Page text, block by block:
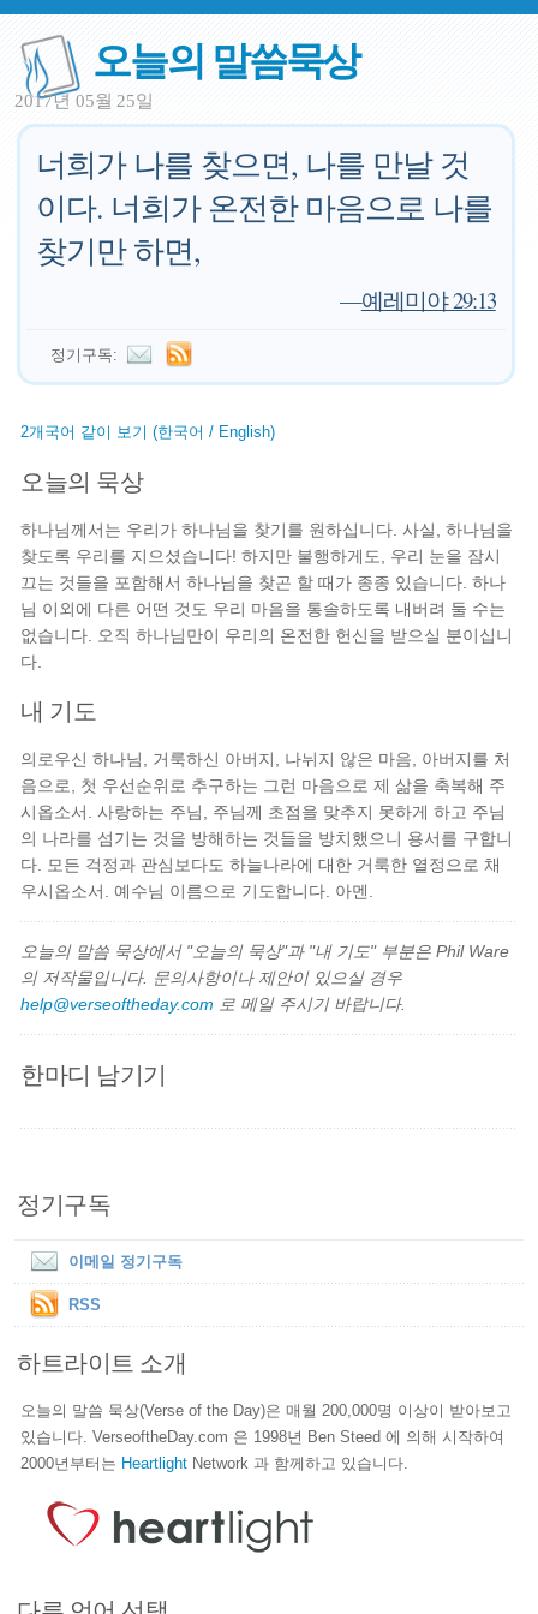
오늘의 말씀묵상
2017년 05월 25일
너희가 나를 찾으면, 나를 만날 것
이다. 너희가 온전한 마음으로 나를
찾기만 하면,
—예레미야 29:13
정기구독:
2개국어 같이 보기 (한국어 / English)
오늘의 묵상
하나님께서는 우리가 하나님을 찾기를 원하십니다. 사실, 하나님을
찾도록 우리를 지으셨습니다! 하지만 불행하게도, 우리 눈을 잠시
끄는 것들을 포함해서 하나님을 찾곤 할 때가 종종 있습니다. 하나
님 이외에 다른 어떤 것도 우리 마음을 통솔하도록 내버려 둘 수는
없습니다. 오직 하나님만이 우리의 온전한 헌신을 받으실 분이십니
다.
내 기도
의로우신 하나님, 거룩하신 아버지, 나뉘지 않은 마음, 아버지를 처
음으로, 첫 우선순위로 추구하는 그런 마음으로 제 삶을 축복해 주
시옵소서. 사랑하는 주님, 주님께 초점을 맞추지 못하게 하고 주님
의 나라를 섬기는 것을 방해하는 것들을 방치했으니 용서를 구합니
다. 모든 걱정과 관심보다도 하늘나라에 대한 거룩한 열정으로 채
우시옵소서. 예수님 이름으로 기도합니다. 아멘.
오늘의 말씀 묵상에서 "오늘의 묵상"과 "내 기도" 부분은 Phil Ware
의 저작물입니다. 문의사항이나 제안이 있으실 경우
help@verseoftheday.com 로 메일 주시기 바랍니다.
한마디 남기기
정기구독
이메일 정기구독
RSS
하트라이트 소개
오늘의 말씀 묵상(Verse of the Day)은 매월 200,000명 이상이 받아보고
있습니다. VerseoftheDay.com 은 1998년 Ben Steed 에 의해 시작하여
2000년부터는 Heartlight Network 과 함께하고 있습니다.